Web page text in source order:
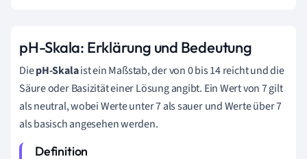
pH-Skala: Erklärung und Bedeutung
DiepH-Skalaist ein Maßstab, der von 0 bis 14 reicht und die
Säure oder Basizität einer Lösung angibt. Ein Wert von 7 gilt
als neutral, wobei Werte unter 7 als sauer und Werte über 7
als basisch angesehen werden.